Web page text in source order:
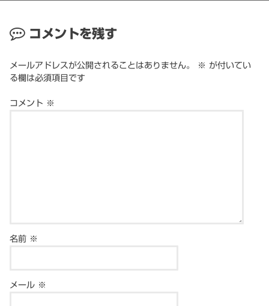
コメントを残す
メールアドレスが公開されることはありません。 ※ が付いてい
る欄は必須項目です
コメント ※
名前 ※
メール ※